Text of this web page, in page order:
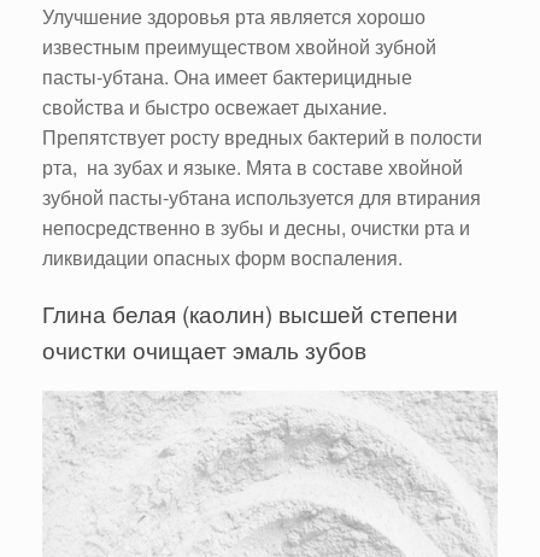
Улучшение здоровья рта является хорошо
известным преимуществом хвойной зубной
пасты-убтана. Она имеет бактерицидные
свойства и быстро освежает дыхание.
Препятствует росту вредных бактерий в полости
рта, на зубах и языке. Мята в составе хвойной
зубной пасты-убтана используется для втирания
непосредственно в зубы и десны, очистки рта и
ликвидации опасных форм воспаления.
Глина белая (каолин) высшей степени
очистки очищает эмаль зубов